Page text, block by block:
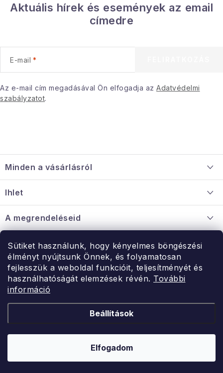
Sütiket használunk, hogy kényelmes böngészési
élményt nyújtsunk Önnek, és folyamatosan
fejlesszük a weboldal funkcióit, teljesítményét és
használhatóságát elemzések révén. További
információ
Beállítások
Elfogadom
Aktuális hírek és események az email
címedre
E-mail
Az e-mail cím megadásával Ön elfogadja az Adatvédelmi
szabályzatot.
á
b
é
c
Minden a vásárlásról
Információ a mellékletről
Nagykereskedelmi együttműködés
Ihlet
A megrendeléseid
Érintkezés
Rendelésem
Érintkezés
Hé-Pé: 9:00-15:00
uzlet@modernvasarlas.hu
Kereskedelem feltételei
ModernVasarlas.hu. Minden jog fenntartva.